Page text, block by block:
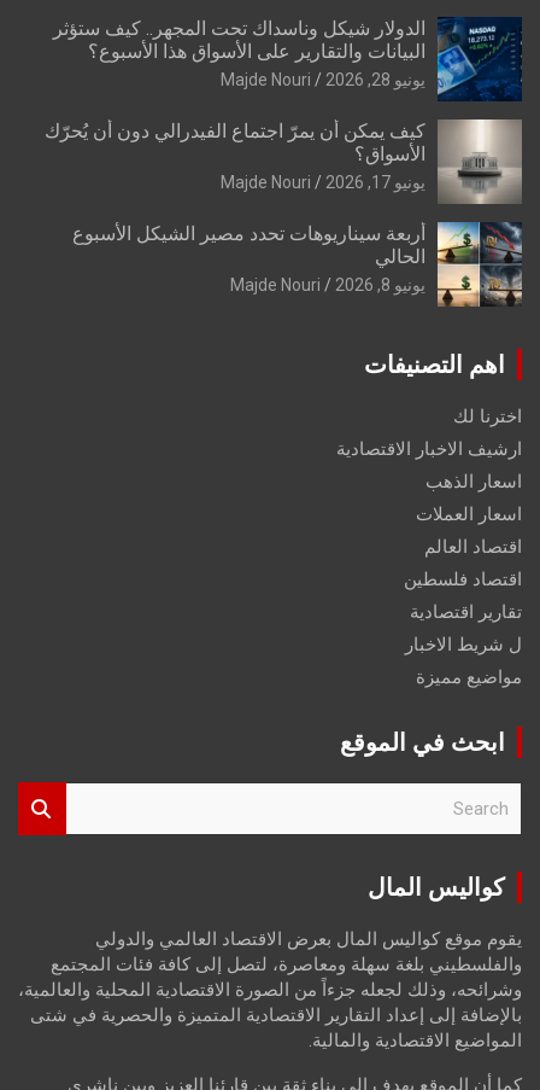
الدولار شيكل وناسداك تحت المجهر.. كيف ستؤثر
البيانات والتقارير على الأسواق هذا الأسبوع؟
يونيو 28, 2026 Majde Nouri
كيف يمكن أن يمرّ اجتماع الفيدرالي دون أن يُحرّك
الأسواق؟
يونيو 17, 2026 Majde Nouri
أربعة سيناريوهات تحدد مصير الشيكل الأسبوع
الحالي
يونيو 8, 2026 Majde Nouri
اهم التصنيفات
اخترنا لك
ارشيف الاخبار الاقتصادية
اسعار الذهب
اسعار العملات
اقتصاد العالم
اقتصاد فلسطين
تقارير اقتصادية
ل شريط الاخبار
مواضيع مميزة
ابحث في الموقع
r
كواليس المال
يقوم موقع كواليس المال بعرض الاقتصاد العالمي والدولي
والفلسطيني بلغة سهلة ومعاصرة، لتصل إلى كافة فئات المجتمع
وشرائحه، وذلك لجعله جزءاً من الصورة الاقتصادية المحلية والعالمية،
بالإضافة إلى إعداد التقارير الاقتصادية المتميزة والحصرية في شتى
المواضيع الاقتصادية والمالية.
كما أن الموقع يهدف إلى بناء ثقة بين قارئنا العزيز وبين ناشري